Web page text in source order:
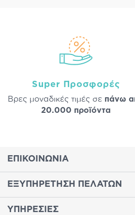
Super Προσφορές
Βρες μοναδικές τιμές σε πάνω
20.000 προϊόντα
ΕΠΙΚΟΙΝΩΝΙΑ
ΕΞΥΠΗΡΕΤΗΣΗ ΠΕΛΑΤΩΝ
ΥΠΗΡΕΣΙΕΣ